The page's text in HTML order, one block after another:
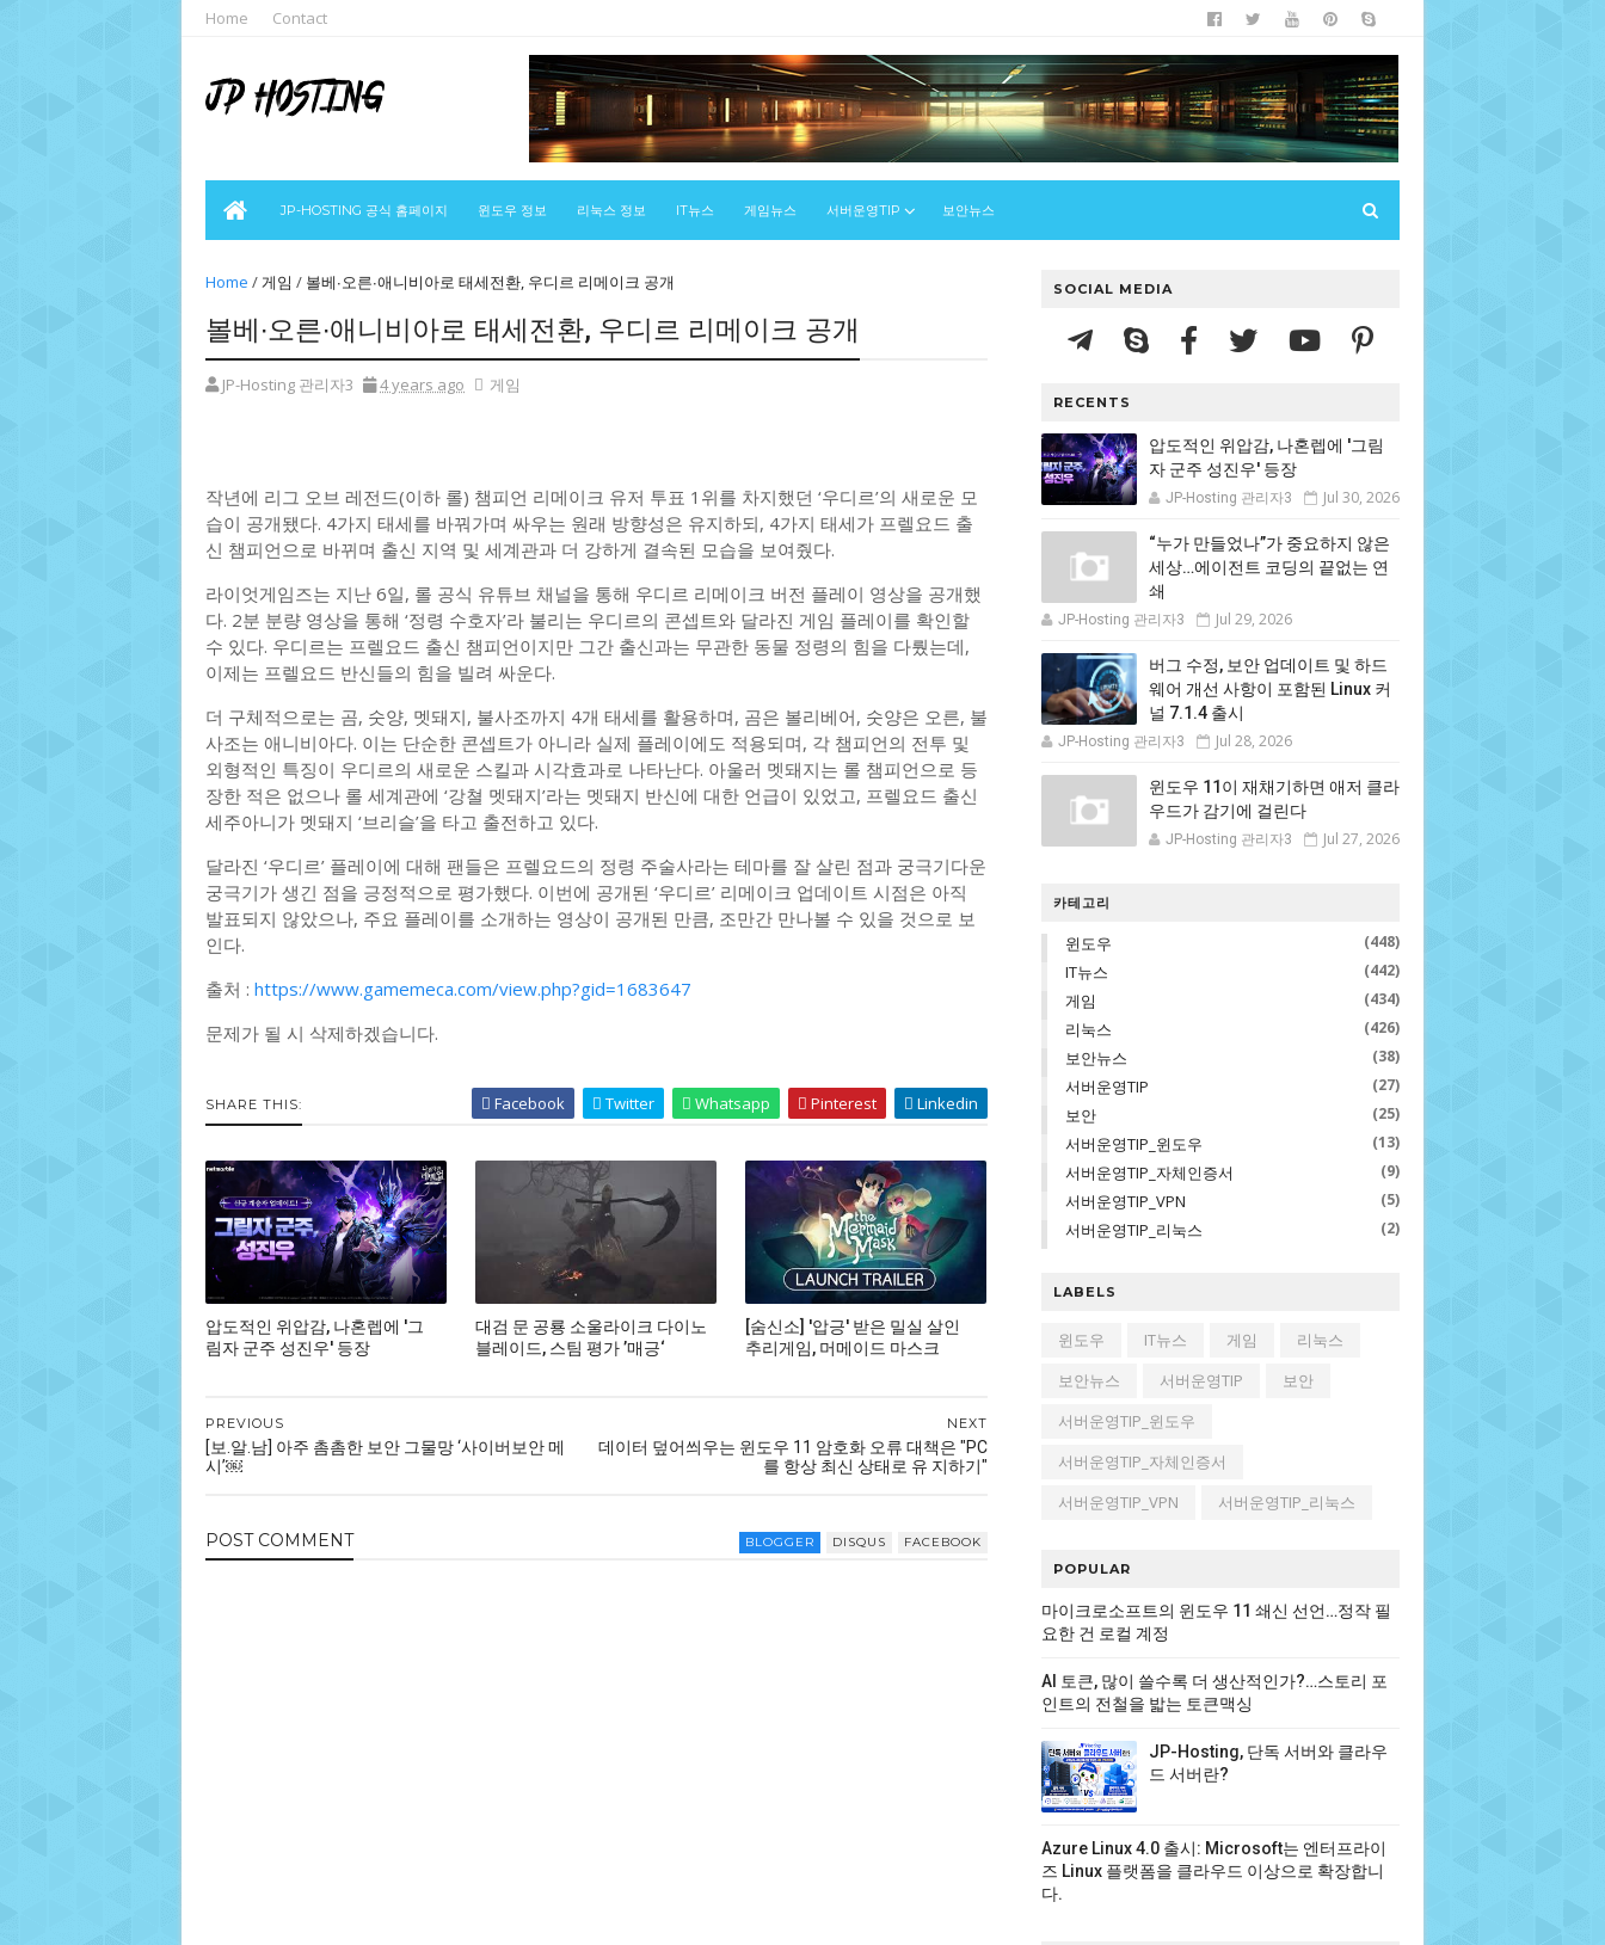
Home Contact
JP-HOSTING 공식 홈페이지 윈도우 정보 리눅스 정보 IT뉴스 게임뉴스 서버운영TIP 보안뉴스
Home /게임 / 볼베∙오른∙애니비아로 태세전환, 우디르 리메이크 공개
볼베∙오른∙애니비아로 태세전환, 우디르 리메이크 공개
JP-Hosting 관리자3 4 years ago 게임
작년에 리그 오브 레전드(이하 롤) 챔피언 리메이크 유저 투표 1위를 차지했던 ‘우디르’의 새로운 모
습이 공개됐다. 4가지 태세를 바꿔가며 싸우는 원래 방향성은 유지하되, 4가지 태세가 프렐요드 출
신 챔피언으로 바뀌며 출신 지역 및 세계관과 더 강하게 결속된 모습을 보여줬다.
라이엇게임즈는 지난 6일, 롤 공식 유튜브 채널을 통해 우디르 리메이크 버전 플레이 영상을 공개했
다. 2분 분량 영상을 통해 ‘정령 수호자’라 불리는 우디르의 콘셉트와 달라진 게임 플레이를 확인할
수 있다. 우디르는 프렐요드 출신 챔피언이지만 그간 출신과는 무관한 동물 정령의 힘을 다뤘는데,
이제는 프렐요드 반신들의 힘을 빌려 싸운다.
더 구체적으로는 곰, 숫양, 멧돼지, 불사조까지 4개 태세를 활용하며, 곰은 볼리베어, 숫양은 오른, 불
사조는 애니비아다. 이는 단순한 콘셉트가 아니라 실제 플레이에도 적용되며, 각 챔피언의 전투 및
외형적인 특징이 우디르의 새로운 스킬과 시각효과로 나타난다. 아울러 멧돼지는 롤 챔피언으로 등
장한 적은 없으나 롤 세계관에 ‘강쳘 멧돼지’라는 멧돼지 반신에 대한 언급이 있었고, 프렐요드 출신
세주아니가 멧돼지 ‘브리슬’을 타고 출전하고 있다.
달라진 ‘우디르’ 플레이에 대해 팬들은 프렐요드의 정령 주술사라는 테마를 잘 살린 점과 궁극기다운
궁극기가 생긴 점을 긍정적으로 평가했다. 이번에 공개된 ‘우디르’ 리메이크 업데이트 시점은 아직
발표되지 않았으나, 주요 플레이를 소개하는 영상이 공개된 만큼, 조만간 만나볼 수 있을 것으로 보
인다.
출처 : https://www.gamemeca.com/view.php?gid=1683647
문제가 될 시 삭제하겠습니다.
SHARE THIS: Facebook Twitter Whatsapp Pinterest Linkedin
압도적인 위압감, 나혼렙에 '그
림자 군주 성진우' 등장
대검 문 공룡 소울라이크 다이노
블레이드, 스팀 평가 ’매긍‘
[숨신소] '압긍' 받은 밀실 살인
추리게임, 머메이드 마스크
NEXT
데이터 덮어씌우는 윈도우 11 암호화 오류 대책은 "PC
를 항상 최신 상태로 유 지하기"
PREVIOUS
[보.알.남] 아주 촘촘한 보안 그물망 ‘사이버보안 메
시’￼
POST COMMENT BLOGGER DISQUS FACEBOOK
SOCIAL MEDIA
RECENTS
압도적인 위압감, 나혼렙에 '그림
자 군주 성진우' 등장
JP-Hosting 관리자3 Jul 30, 2026
“누가 만들었나”가 중요하지 않은
세상…에이전트 코딩의 끝없는 연
쇄
JP-Hosting 관리자3 Jul 29, 2026
버그 수정, 보안 업데이트 및 하드
웨어 개선 사항이 포함된 Linux 커
널 7.1.4 출시
JP-Hosting 관리자3 Jul 28, 2026
윈도우 11이 재채기하면 애저 클라
우드가 감기에 걸린다
JP-Hosting 관리자3 Jul 27, 2026
카테고리
윈도우 (448)
IT뉴스 (442)
게임 (434)
리눅스 (426)
보안뉴스 (38)
서버운영TIP (27)
보안 (25)
서버운영TIP_윈도우 (13)
서버운영TIP_자체인증서 (9)
서버운영TIP_VPN (5)
서버운영TIP_리눅스 (2)
LABELS
윈도우 IT뉴스 게임
리눅스
보안뉴스
서버운영TIP
보안
서버운영TIP_윈도우
서버운영TIP_자체인증서
서버운영TIP_VPN
서버운영TIP_리눅스
POPULAR
마이크로소프트의 윈도우 11 쇄신 선언…정작 필
요한 건 로컬 계정
AI 토큰, 많이 쓸수록 더 생산적인가?…스토리 포
인트의 전철을 밟는 토큰맥싱
JP-Hosting, 단독 서버와 클라우
드 서버란?
Azure Linux 4.0 출시: Microsoft는 엔터프라이
즈 Linux 플랫폼을 클라우드 이상으로 확장합니
다.